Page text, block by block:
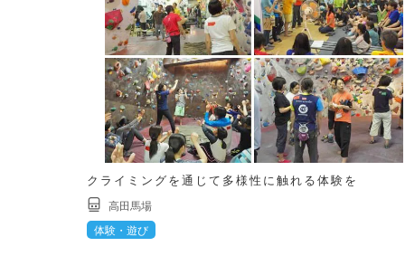
クライミングを通じて多様性に触れる体験を
高田馬場
体験・遊び